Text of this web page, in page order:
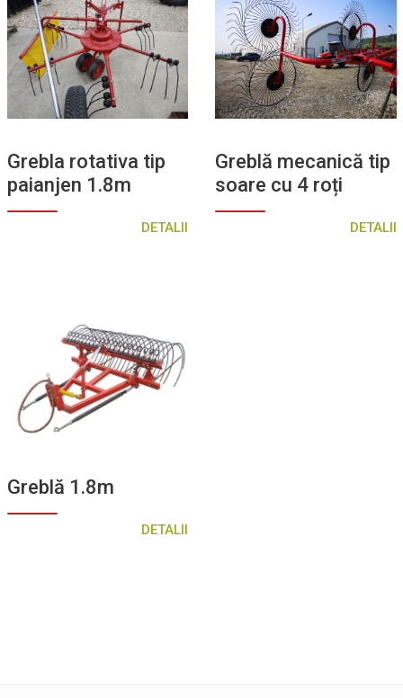
Cardane
Cuțite
Jante
Grebla rotativa tip
paianjen 1.8m
DETALII
Greblă mecanică tip
soare cu 4 roți
DETALII
Greblă 1.8m
DETALII